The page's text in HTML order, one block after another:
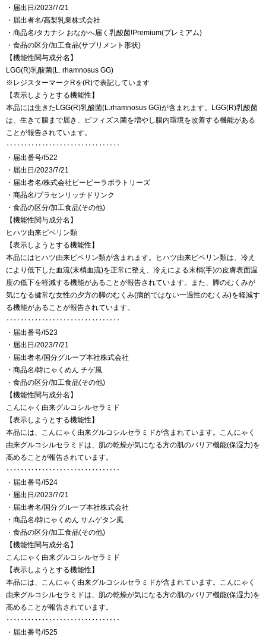
・届出日/2023/7/21
・届出者名/高梨乳業株式会社
・商品名/タカナシ おなかへ届く乳酸菌!Premium(プレミアム)
・食品の区分/加工食品(サプリメント形状)
【機能性関与成分名】
LGG(R)乳酸菌(L. rhamnosus GG)
※レジスターマークRを(R)で表記しています
【表示しようとする機能性】
本品には生きたLGG(R)乳酸菌(L.rhamnosus GG)が含まれます。LGG(R)乳酸菌
は、生きて腸まで届き、ビフィズス菌を増やし腸内環境を改善する機能がある
ことが報告されています。
‥‥‥‥‥‥‥‥‥‥‥‥‥‥‥‥
・届出番号/I522
・届出日/2023/7/21
・届出者名/株式会社ビービーラボラトリーズ
・商品名/プラセンリッチドリンク
・食品の区分/加工食品(その他)
【機能性関与成分名】
ヒハツ由来ピペリン類
【表示しようとする機能性】
本品にはヒハツ由来ピペリン類が含まれます。ヒハツ由来ピペリン類は、冷え
により低下した血流(末梢血流)を正常に整え、冷えによる末梢(手)の皮膚表面温
度の低下を軽減する機能があることが報告されています。また、脚のむくみが
気になる健常な女性の夕方の脚のむくみ(病的ではない一過性のむくみ)を軽減す
る機能があることが報告されています。
‥‥‥‥‥‥‥‥‥‥‥‥‥‥‥‥
・届出番号/I523
・届出日/2023/7/21
・届出者名/国分グループ本社株式会社
・商品名/韓にゃくめん チゲ風
・食品の区分/加工食品(その他)
【機能性関与成分名】
こんにゃく由来グルコシルセラミド
【表示しようとする機能性】
本品には、こんにゃく由来グルコシルセラミドが含まれています。こんにゃく
由来グルコシルセラミドは、肌の乾燥が気になる方の肌のバリア機能(保湿力)を
高めることが報告されています。
‥‥‥‥‥‥‥‥‥‥‥‥‥‥‥‥
・届出番号/I524
・届出日/2023/7/21
・届出者名/国分グループ本社株式会社
・商品名/韓にゃくめん サムゲタン風
・食品の区分/加工食品(その他)
【機能性関与成分名】
こんにゃく由来グルコシルセラミド
【表示しようとする機能性】
本品には、こんにゃく由来グルコシルセラミドが含まれています。こんにゃく
由来グルコシルセラミドは、肌の乾燥が気になる方の肌のバリア機能(保湿力)を
高めることが報告されています。
‥‥‥‥‥‥‥‥‥‥‥‥‥‥‥‥
・届出番号/I525